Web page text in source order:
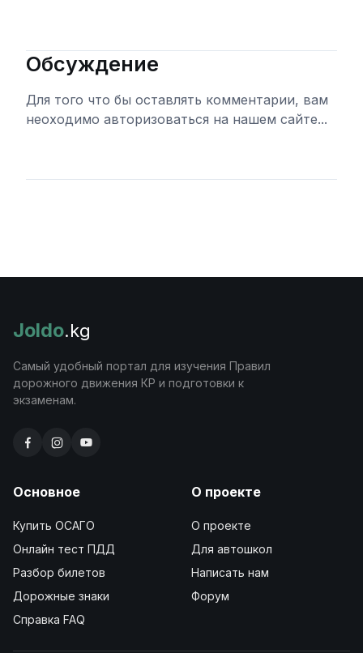
Обсуждение
Для того что бы оставлять комментарии, вам
неоходимо авторизоваться на нашем сайте...
Joldo.kg
Самый удобный портал для изучения Правил
дорожного движения КР и подготовки к
экзаменам.
Основное
Купить ОСАГО
Онлайн тест ПДД
Разбор билетов
Дорожные знаки
Справка FAQ
О проекте
О проекте
Для автошкол
Написать нам
Форум